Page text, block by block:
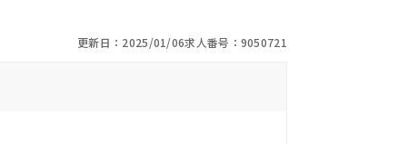
更新日：2025/01/06求人番号：9050721